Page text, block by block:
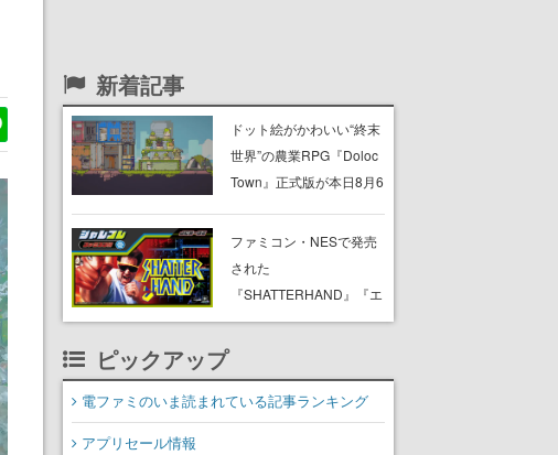
新着記事
ドット絵がかわいい“終末
世界”の農業RPG『Doloc
Town』正式版が本日8月6
農業で少しずつ再生させ
つつ、建築・釣り・畜
産・冒険も楽しめる
ファミコン・NESで発売
された
『SHATTERHAND』『エ
スパ冒険隊 魔王の砦』
Nintendo Switchで復刻。
「ジャレコレ」シリーズ
ピックアップ
電ファミのいま読まれている記事ランキング
アプリセール情報